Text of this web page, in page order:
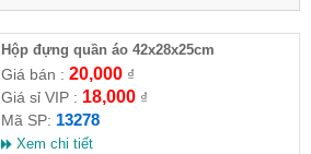
Hộp đựng quần áo 42x28x25cm
Giá bán : 20,000₫
Giá sỉ VIP : 18,000₫
Mã SP: 13278
Xem chi tiết